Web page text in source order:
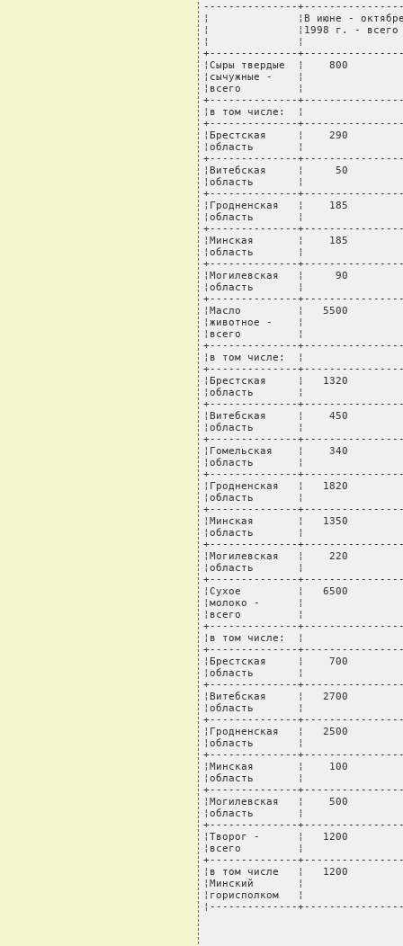
---------------
¦              ¦В июне -
¦              ¦1998 г. -
¦              ¦
+--------------
¦Сыры твердые  ¦    800
¦сычужные -    ¦
¦всего         ¦
+--------------
¦в том числе:  ¦
+--------------
¦Брестская     ¦    290
¦область       ¦
+--------------
¦Витебская     ¦     50
¦область       ¦
+--------------
¦Гродненская   ¦    185
¦область       ¦
+--------------
¦Минская       ¦    185
¦область       ¦
+--------------
¦Могилевская   ¦     90
¦область       ¦
+--------------
¦Масло         ¦   5500
¦животное -    ¦
¦всего         ¦
+--------------
¦в том числе:  ¦
+--------------
¦Брестская     ¦   1320
¦область       ¦
+--------------
¦Витебская     ¦    450
¦область       ¦
+--------------
¦Гомельская    ¦    340
¦область       ¦
+--------------
¦Гродненская   ¦   1820
¦область       ¦
+--------------
¦Минская       ¦   1350
¦область       ¦
+--------------
¦Могилевская   ¦    220
¦область       ¦
+--------------
¦Сухое         ¦   6500
¦молоко -      ¦
¦всего         ¦
+--------------
¦в том числе:  ¦
+--------------
¦Брестская     ¦    700
¦область       ¦
+--------------
¦Витебская     ¦   2700
¦область       ¦
+--------------
¦Гродненская   ¦   2500
¦область       ¦
+--------------
¦Минская       ¦    100
¦область       ¦
+--------------
¦Могилевская   ¦    500
¦область       ¦
+--------------
¦Творог -      ¦   1200
¦всего         ¦
+--------------
¦в том числе   ¦   1200
¦Минский       ¦
¦горисполком   ¦
¦--------------